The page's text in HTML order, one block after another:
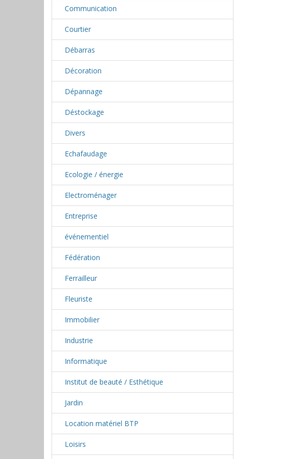
Communication
Courtier
Débarras
Décoration
Dépannage
Déstockage
Divers
Echafaudage
Ecologie / énergie
Electroménager
Entreprise
événementiel
Fédération
Ferrailleur
Fleuriste
Immobilier
Industrie
Informatique
Institut de beauté / Esthétique
Jardin
Location matériel BTP
Loisirs